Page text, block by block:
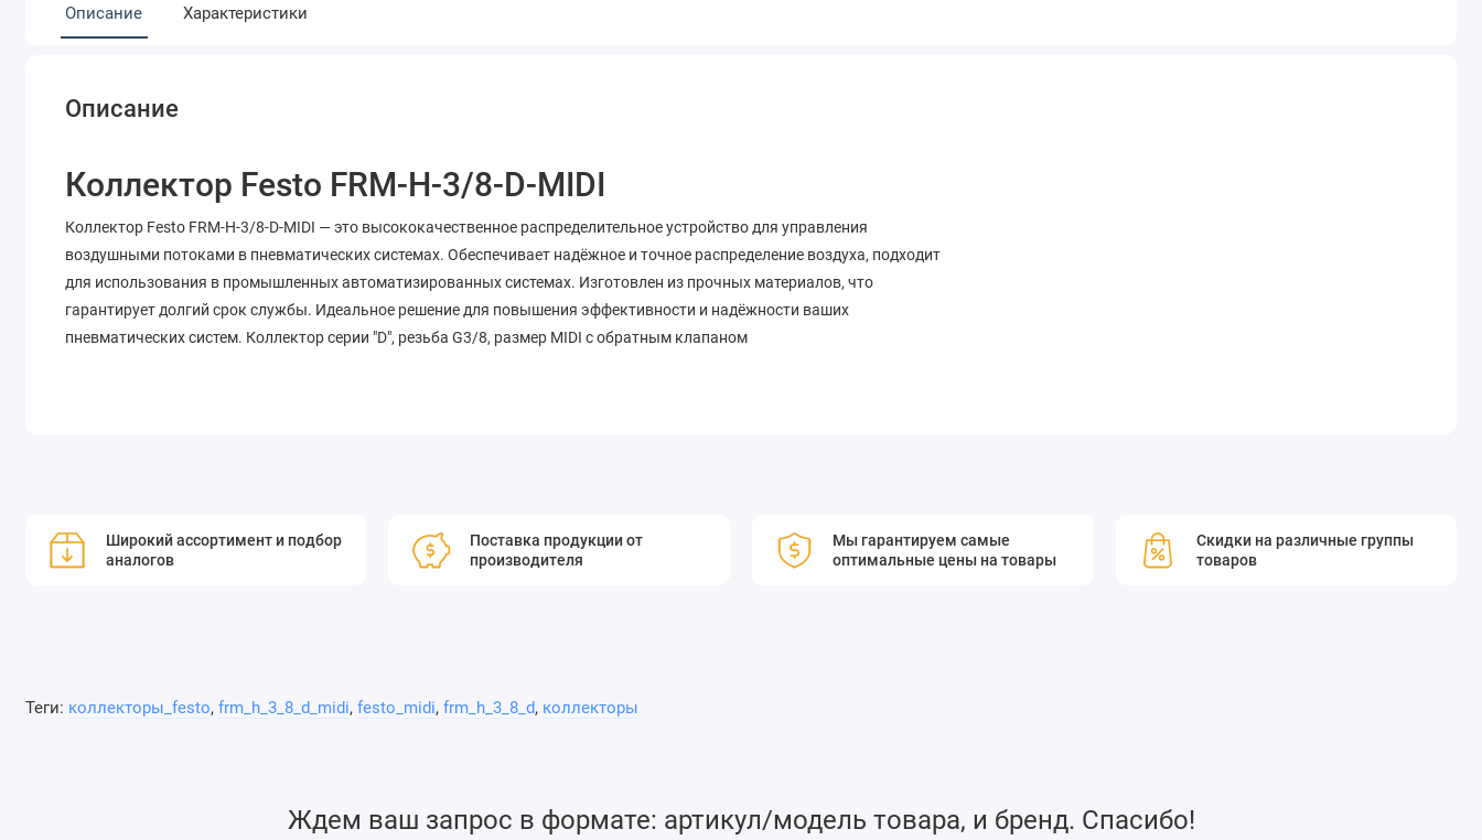
Описание Характеристики
Описание
Коллектор Festo FRM-H-3/8-D-MIDI
Коллектор Festo FRM-H-3/8-D-MIDI — это высококачественное распределительное устройство для управления
воздушными потоками в пневматических системах. Обеспечивает надёжное и точное распределение воздуха, подходит
для использования в промышленных автоматизированных системах. Изготовлен из прочных материалов, что
гарантирует долгий срок службы. Идеальное решение для повышения эффективности и надёжности ваших
пневматических систем. Коллектор серии "D", резьба G3/8, размер MIDI с обратным клапаном
Широкий ассортимент и подбор
аналогов
Поставка продукции от
производителя
Мы гарантируем самые
оптимальные цены на товары
Скидки на различные группы
товаров
Теги: коллекторы_festo, frm_h_3_8_d_midi, festo_midi, frm_h_3_8_d, коллекторы
Ждем ваш запрос в формате: артикул/модель товара, и бренд. Спасибо!